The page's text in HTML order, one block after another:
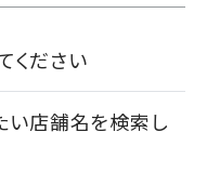
ください
い店舗名を検索し